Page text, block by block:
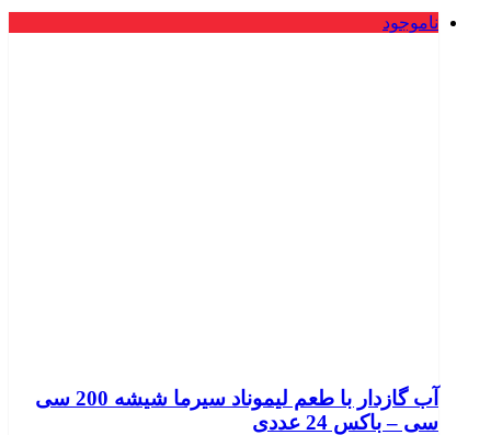
ناموجود
آب گازدار با طعم لیموناد سیرما شیشه 200 سی
سی – باکس 24 عددی